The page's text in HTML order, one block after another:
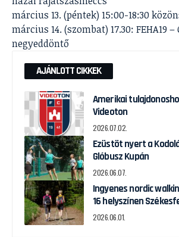
március 13. (péntek) 15:00-18:30
március 14. (szombat) 17.30: FEHA19
negyeddöntő
AJÁNLOTT CIKKEK
Amerikai
Videoton
2026.07.02.
Ezüstöt nyert a
Glóbusz Kupán
2026.06.07.
Ingyenes nordic
16 helyszínen
2026.06.01.